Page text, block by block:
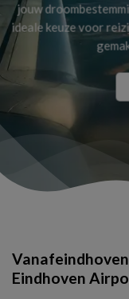
jouw
ideale keuze voor
Eindhoven